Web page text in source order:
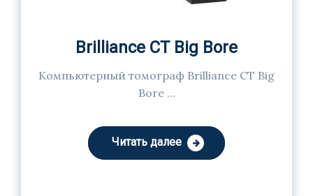
Brilliance СT Big Bore
Компьютерный томограф Brilliance CT Big
Bore ...
Читать далее